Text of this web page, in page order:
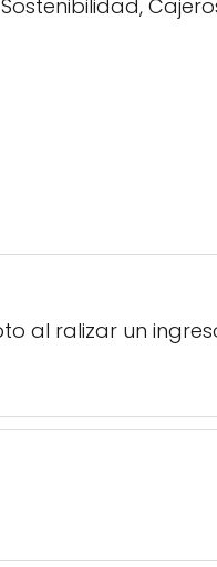
al ralizar un